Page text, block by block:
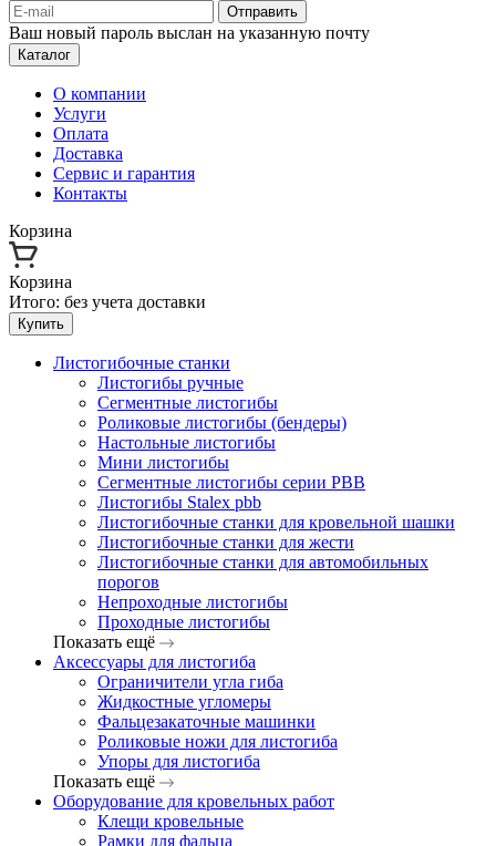
Отправить
Ваш новый пароль выслан на указанную почту
Каталог
О компании
Услуги
Оплата
Доставка
Сервис и гарантия
Контакты
Корзина
Корзина
Итого: без учета доставки
Купить
Листогибочные станки
Листогибы ручные
Сегментные листогибы
Роликовые листогибы (бендеры)
Настольные листогибы
Мини листогибы
Сегментные листогибы серии PBB
Листогибы Stalex pbb
Листогибочные станки для кровельной шашки
Листогибочные станки для жести
Листогибочные станки для автомобильных
порогов
Непроходные листогибы
Проходные листогибы
Показать ещё
Аксессуары для листогиба
Ограничители угла гиба
Жидкостные угломеры
Фальцезакаточные машинки
Роликовые ножи для листогиба
Упоры для листогиба
Показать ещё
Оборудование для кровельных работ
Клещи кровельные
Рамки для фальца